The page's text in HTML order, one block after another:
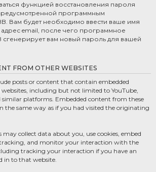
функцией восстановления пароля
программным
Вам будет необходимо ввести ваше имя
email, после чего программное
вам новый пароль для вашей
FROM OTHER WEBSITES
posts or content that contain embedded
including but not limited to YouTube,
similar platforms. Embedded content from these
the same way as if you had visited the originating
may collect data about you, use cookies, embed
and monitor your interaction with the
tracking your interaction if you have an
in to that website.